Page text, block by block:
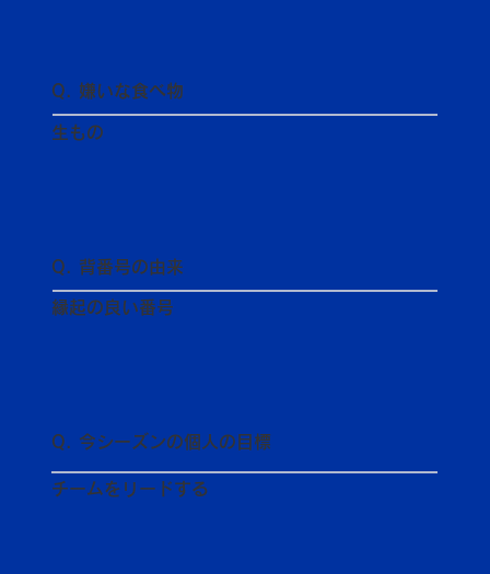
Q. 背番号の由来
縁起の良い番号
Q. 嫌いな食べ物
生もの
Q. 今シーズンの個人の目標
チームをリードする